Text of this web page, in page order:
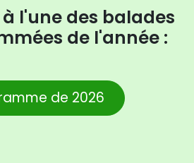
à l'une des balades
de l'année :
de 2026